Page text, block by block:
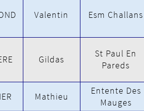
Valentin Esm Challans
Gildas
St Paul En
Pareds
Mathieu
Entente Des
Mauges